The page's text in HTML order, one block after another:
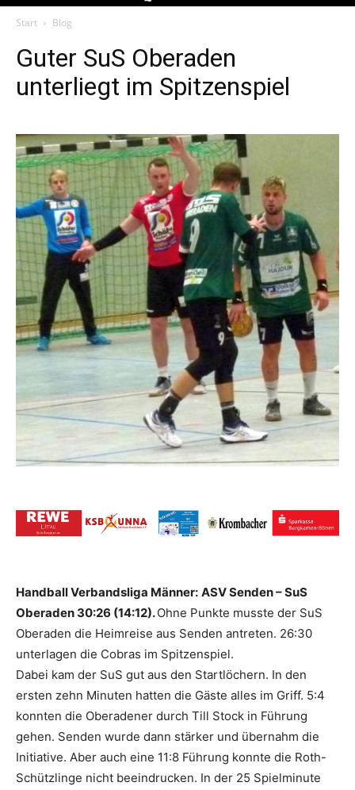
Start Blog
Guter SuS Oberaden
unterliegt im Spitzenspiel
Handball Verbandsliga Männer: ASV Senden – SuS
Oberaden 30:26 (14:12).Ohne Punkte musste der SuS
Oberaden die Heimreise aus Senden antreten. 26:30
unterlagen die Cobras im Spitzenspiel.
Dabei kam der SuS gut aus den Startlöchern. In den
ersten zehn Minuten hatten die Gäste alles im Griff. 5:4
konnten die Oberadener durch Till Stock in Führung
gehen. Senden wurde dann stärker und übernahm die
Initiative. Aber auch eine 11:8 Führung konnte die Roth-
Schützlinge nicht beeindrucken. In der 25 Spielminute